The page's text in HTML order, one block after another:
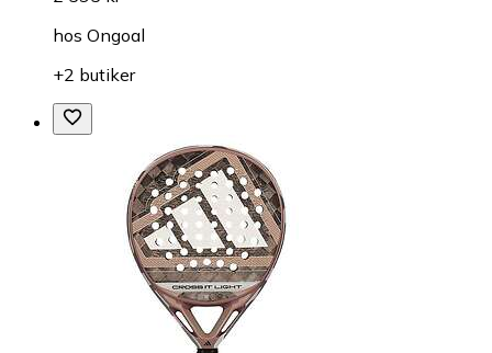
hos Ongoal
+2 butiker